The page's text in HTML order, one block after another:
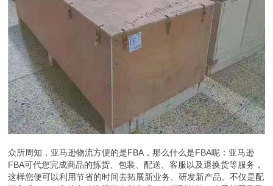
众所周知，亚马逊物流方便的是FBA，那么什么是FBA呢：亚马逊
FBA可代您完成商品的拣货、包装、配送、客服以及退换货等服务，
这样您便可以利用节省的时间去拓展新业务、研发新产品。不仅是配